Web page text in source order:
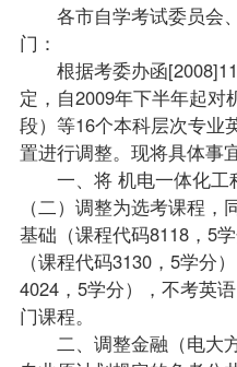
各市自学考试委员会
门：
根据考委办函
定，自2009年下半年起对
段）等16个本科层次专业
置进行调整。现将具体事
一、将 机电一体化工
（二）调整为选考课程
基础（课程代码8118，5
（课程代码3130，5学分
4024，5学分），不考英
门课程。
二、调整金融（电大